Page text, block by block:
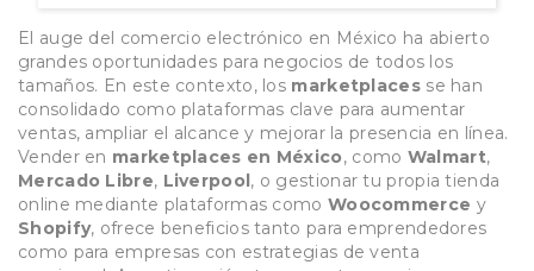
El auge del comercio electrónico en México ha abierto
grandes oportunidades para negocios de todos los
tamaños. En este contexto, los marketplacesse han
consolidado como plataformas clave para aumentar
ventas, ampliar el alcance y mejorar la presencia en línea.
Vender en marketplaces en México, como Walmart,
Mercado Libre, Liverpool, o gestionar tu propia tienda
online mediante plataformas como Woocommerce y
Shopify, ofrece beneficios tanto para emprendedores
como para empresas con estrategias de venta